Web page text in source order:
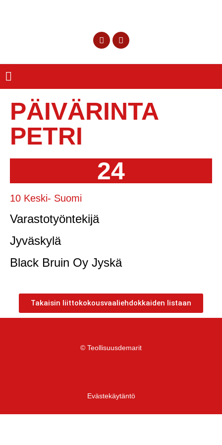
PÄIVÄRINTA
PETRI
24
10 Keski- Suomi
Varastotyöntekijä
Jyväskylä
Black Bruin Oy Jyskä
Takaisin liittokokousvaaliehdokkaiden listaan
© Teollisuusdemarit
Evästekäytäntö